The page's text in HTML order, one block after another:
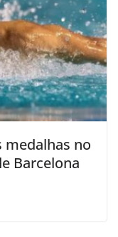
medalhas no
Barcelona